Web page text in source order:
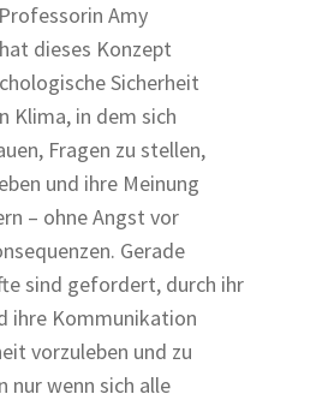
Amy
dieses Konzept
Sicherheit
Klima, in dem sich
Fragen zu stellen,
und ihre Meinung
– ohne Angst vor
Gerade
sind gefordert, durch ihr
ihre Kommunikation
vorzuleben und zu
nur wenn sich alle